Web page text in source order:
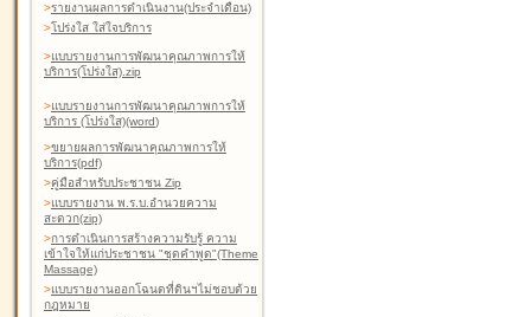
>รายงานผลการดำเนินงาน(ประจำเดือน)
>โปร่งใส ใส่ใจบริการ
>แบบรายงานการพัฒนาคุณภาพการให้
บริการ(โปร่งใส).zip
>แบบรายงานการพัฒนาคุณภาพการให้
บริการ (โปร่งใส)(word)
>ขยายผลการพัฒนาคุณภาพการให้
บริการ(pdf)
>คู่มือสำหรับประชาชน Zip
>แบบรายงาน พ.ร.บ.อำนวยความ
สะดวก(zip)
>การดำเนินการสร้างความรับรู้ ความ
เข้าใจให้แก่ประชาชน "ชุดคำพูด"(Theme
Massage)
>แบบรายงานออกโฉนดที่ดินฯไม่ชอบด้วย
กฎหมาย